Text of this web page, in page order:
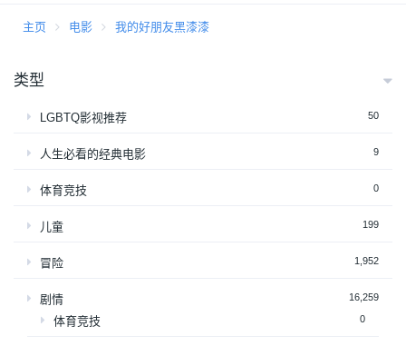
主页 电影 我的好朋友黑漆漆
类型
LGBTQ影视推荐 50
人生必看的经典电影 9
体育竞技 0
儿童 199
冒险 1,952
剧情 16,259
体育竞技 0